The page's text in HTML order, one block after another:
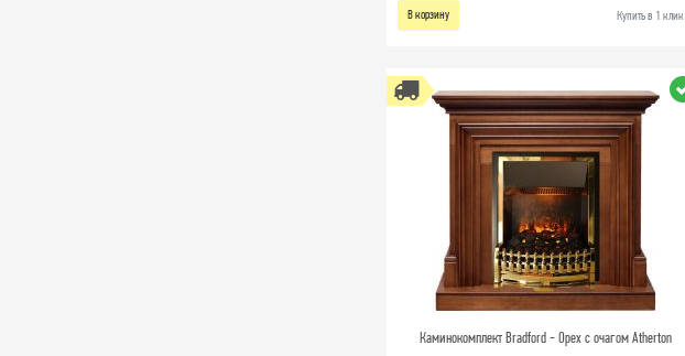
В корзину Купить в 1 клик
Каминокомплект Bradford - Орех с очагом Atherton